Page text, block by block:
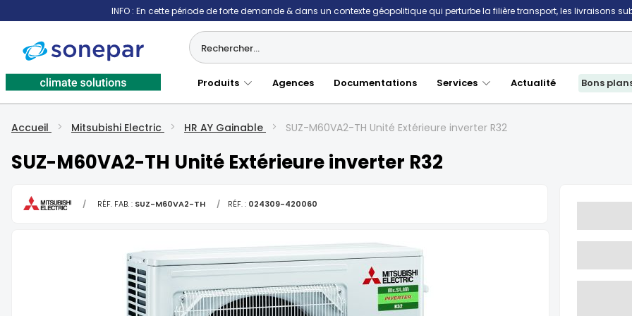
INFO : En cette période de forte demande & dans un contexte géopolitique qui perturbe la filière transport, les livraisons
Produits Agences Documentations Services Actualité Bons
Accueil Mitsubishi Electric HR AY Gainable SUZ-M60VA2-TH Unité Extérieure inverter R32
SUZ-M60VA2-TH Unité Extérieure inverter R32
/ RÉF. FAB. : SUZ-M60VA2-TH / RÉF. : 024309-420060